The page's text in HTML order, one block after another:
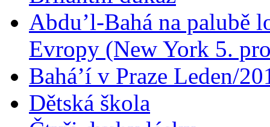
Abdu’l-Bahá na palubě
Evropy (New York 5.
Bahá’í v Praze Leden/
Dětská škola